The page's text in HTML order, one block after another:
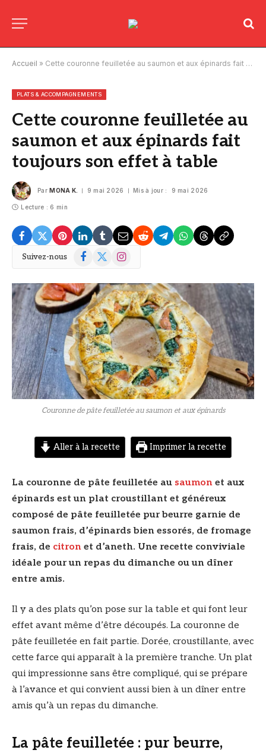
Accueil » Cette couronne feuilletée au saumon et aux épinards fait toujours son effet à table
PLATS & ACCOMPAGNEMENTS
Cette couronne feuilletée au
saumon et aux épinards fait
toujours son effet à table
Par MONA K. 9 mai 2026 Mis à jour : 9 mai 2026
Lecture : 6 min
Suivez-nous Facebook
X
Instagram
© DR
Couronne de pâte feuilletée au saumon et aux épinards
Aller à la recette Imprimer la recette
La couronne de pâte feuilletée au saumon et aux
épinards est un plat croustillant et généreux
composé de pâte feuilletée pur beurre garnie de
saumon frais, d’épinards bien essorés, de fromage
frais, de citron et d’aneth. Une recette conviviale
idéale pour un repas du dimanche ou un dîner
entre amis.
Il y a des plats qu’on pose sur la table et qui font leur
effet avant même d’être découpés. La couronne de
pâte feuilletée en fait partie. Dorée, croustillante, avec
cette farce qui apparaît à la première tranche. Un plat
qui impressionne sans être compliqué, qui se prépare
à l’avance et qui convient aussi bien à un dîner entre
amis qu’à un repas du dimanche.
La pâte feuilletée : pur beurre,